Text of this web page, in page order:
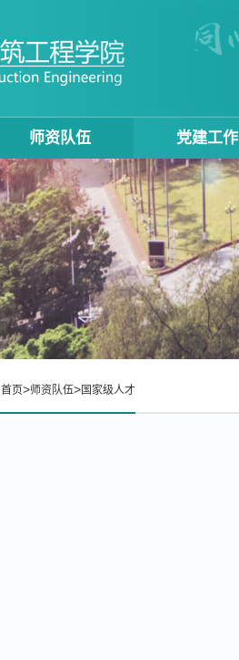
师资队伍 党建工作
首页>师资队伍>国家级人才